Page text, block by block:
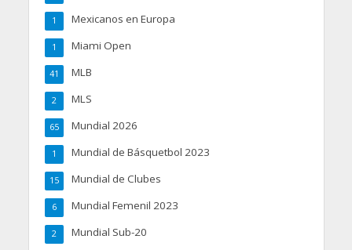
Mexicanos en Europa
1
Miami Open
1
MLB
41
MLS
2
Mundial 2026
65
Mundial de Básquetbol 2023
1
Mundial de Clubes
15
Mundial Femenil 2023
6
Mundial Sub-20
2